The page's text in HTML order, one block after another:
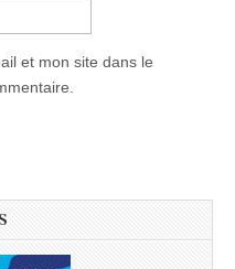
et mon site dans le